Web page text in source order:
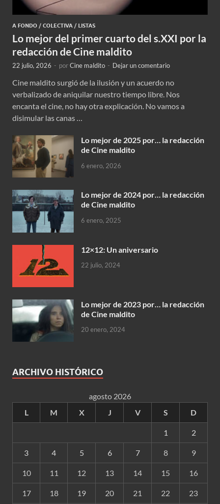
A FONDO / COLECTIVA / LISTAS
Lo mejor del primer cuarto del s.XXI por la
redacción de Cine maldito
22 julio, 2026 - porCine maldito - Dejar un comentario
Cine maldito surgió de la ilusión y un acuerdo no
verbalizado de aniquilar nuestro tiempo libre. Nos
encanta el cine, no hay otra explicación. No vamos a
disimular las canas …
Lo mejor de 2025 por… la redacción
de Cine maldito
6 enero, 2026
Lo mejor de 2024 por… la redacción
de Cine maldito
6 enero, 2025
12×12: Un aniversario
22 julio, 2024
Lo mejor de 2023 por… la redacción
de Cine maldito
20 enero, 2024
ARCHIVO HISTÓRICO
agosto 2026
L
M X J V S D
1 2
3 4 5 6 7 8 9
10 11 12 13 14 15 16
17 18 19 20 21 22 23